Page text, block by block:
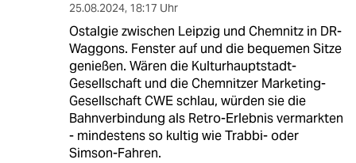
25.08.2024, 18:17 Uhr
Ostalgie zwischen Leipzig und Chemnitz in DR-
Waggons. Fenster auf und die bequemen Sitze
genießen. Wären die Kulturhauptstadt-
Gesellschaft und die Chemnitzer Marketing-
Gesellschaft CWE schlau, würden sie die
Bahnverbindung als Retro-Erlebnis vermarkten
- mindestens so kultig wie Trabbi- oder
Simson-Fahren.